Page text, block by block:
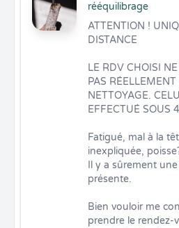
rééquilibrage
ATTENTION !
DISTANCE
LE RDV CHOISI
PAS
NETTOYAGE.
EFFECTUÉ SOUS
Fatigué, mal à la
inexpliquée,
Il y a sûrement
présente.
Bien vouloir me
prendre le rendez-